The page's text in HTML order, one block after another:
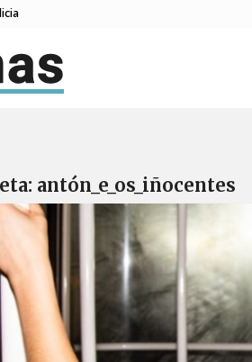
antón_e_os_iñocentes